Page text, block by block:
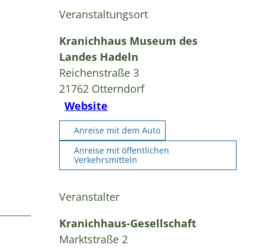
Veranstaltungsort
Kranichhaus Museum des
Landes Hadeln
Reichenstraße 3
21762 Otterndorf
Website
Anreise mit dem Auto
Anreise mit öffentlichen
Verkehrsmitteln
Veranstalter
Kranichhaus-Gesellschaft
Marktstraße 2